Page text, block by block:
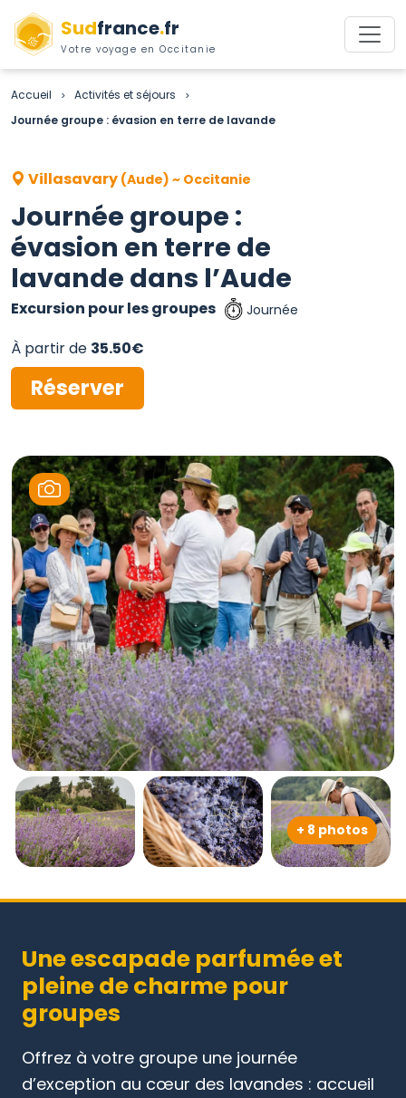
Sudfrance.fr
Votre voyage en Occitanie
Accueil > Activités et séjours >
Journée groupe : évasion en terre de lavande
Journée groupe :
évasion en terre de
lavande dans l’Aude
Excursion pour les groupes Journée
Villasavary (Aude) ~ Occitanie
À partir de 35.50€
Réserver
+ 8 photos
Une escapade parfumée et
pleine de charme pour
groupes
Offrez à votre groupe une journée
d’exception au cœur des lavandes : accueil